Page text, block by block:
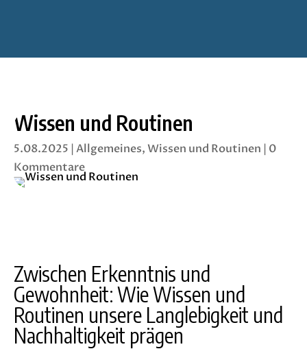
Wissen und Routinen
5.08.2025 | Allgemeines, Wissen und Routinen | 0
Kommentare
Zwischen Erkenntnis und
Gewohnheit: Wie Wissen und
Routinen unsere Langlebigkeit und
Nachhaltigkeit prägen